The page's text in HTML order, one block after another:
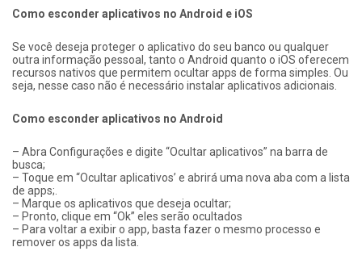
Como esconder aplicativos no Android e iOS
Se você deseja proteger o aplicativo do seu banco ou qualquer
outra informação pessoal, tanto o Android quanto o iOS oferecem
recursos nativos que permitem ocultar apps de forma simples. Ou
seja, nesse caso não é necessário instalar aplicativos adicionais.
Como esconder aplicativos no Android
– Abra Configurações e digite “Ocultar aplicativos” na barra de
busca;
– Toque em “Ocultar aplicativos’ e abrirá uma nova aba com a lista
de apps;.
– Marque os aplicativos que deseja ocultar;
– Pronto, clique em “Ok” eles serão ocultados
– Para voltar a exibir o app, basta fazer o mesmo processo e
remover os apps da lista.